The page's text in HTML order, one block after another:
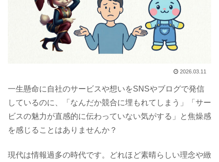
2026.03.11
一生懸命に自社のサービスや想いをSNSやブログで発信
しているのに、「なんだか競合に埋もれてしまう」「サー
ビスの魅力が直感的に伝わっていない気がする」と焦燥感
を感じることはありませんか？
現代は情報過多の時代です。どれほど素晴らしい理念や緻